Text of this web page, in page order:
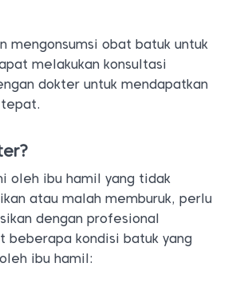
mengonsumsi obat batuk untuk
melakukan konsultasi
dokter untuk mendapatkan
oleh ibu hamil yang tidak
atau malah memburuk, perlu
dengan profesional
beberapa kondisi batuk yang
ibu hamil: